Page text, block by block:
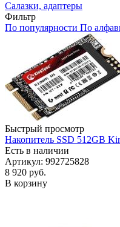
Салазки, адаптеры
Фильтр
По популярности По
Быстрый просмотр
Накопитель SSD 512GB
Есть в наличии
Артикул: 992725828
8 920 руб.
В корзину